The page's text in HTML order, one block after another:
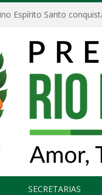
SECRETARIAS